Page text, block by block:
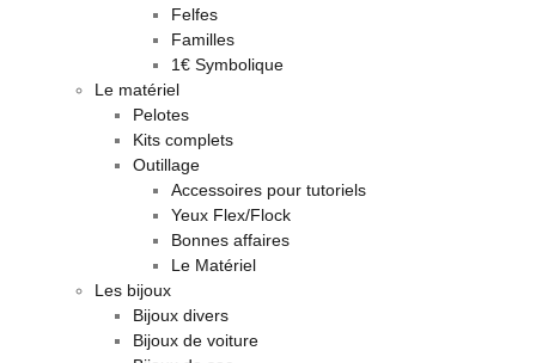
Felfes
Familles
1€ Symbolique
Le matériel
Pelotes
Kits complets
Outillage
Accessoires pour tutoriels
Yeux Flex/Flock
Bonnes affaires
Le Matériel
Les bijoux
Bijoux divers
Bijoux de voiture